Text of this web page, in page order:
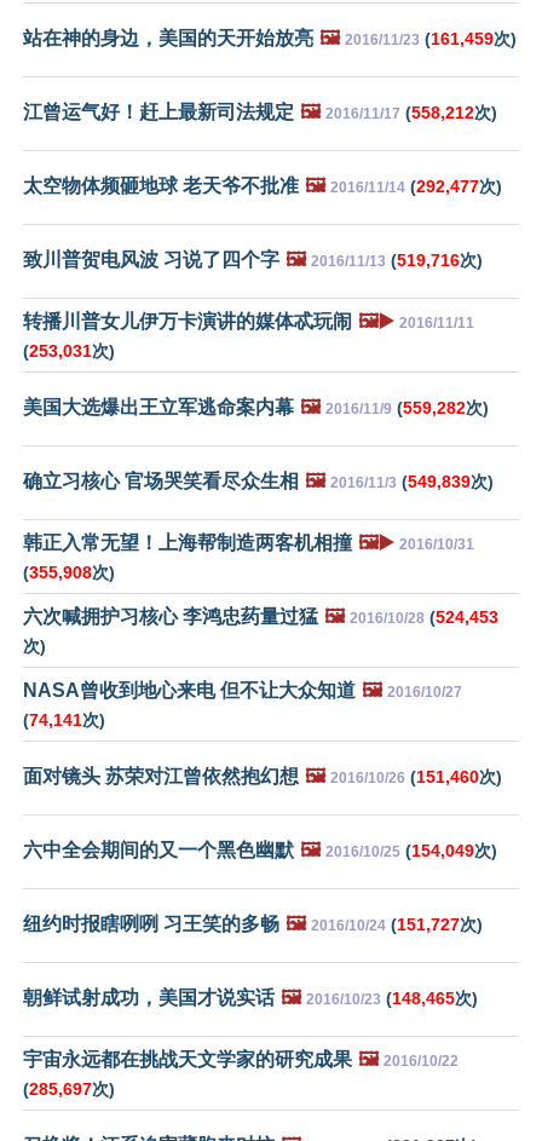
站在神的身边，美国的天开始放亮 🖼️ 2016/11/23 (161,459次)
江曾运气好！赶上最新司法规定 🖼️ 2016/11/17 (558,212次)
太空物体频砸地球 老天爷不批准 🖼️ 2016/11/14 (292,477次)
致川普贺电风波 习说了四个字 🖼️ 2016/11/13 (519,716次)
转播川普女儿伊万卡演讲的媒体忒玩闹 🖼️▶️ 2016/11/11
(253,031次)
美国大选爆出王立军逃命案内幕 🖼️ 2016/11/9 (559,282次)
确立习核心 官场哭笑看尽众生相 🖼️ 2016/11/3 (549,839次)
韩正入常无望！上海帮制造两客机相撞 🖼️▶️ 2016/10/31
(355,908次)
六次喊拥护习核心 李鸿忠药量过猛 🖼️ 2016/10/28 (524,453
次)
NASA曾收到地心来电 但不让大众知道 🖼️ 2016/10/27
(74,141次)
面对镜头 苏荣对江曾依然抱幻想 🖼️ 2016/10/26 (151,460次)
六中全会期间的又一个黑色幽默 🖼️ 2016/10/25 (154,049次)
纽约时报瞎咧咧 习王笑的多畅 🖼️ 2016/10/24 (151,727次)
朝鲜试射成功，美国才说实话 🖼️ 2016/10/23 (148,465次)
宇宙永远都在挑战天文学家的研究成果 🖼️ 2016/10/22
(285,697次)